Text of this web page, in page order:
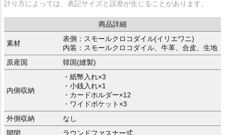
計り方によっては、表記サイズと誤差が生じることがあります。
商品詳細
素材
表側：スモールクロコダイル(イリエワニ)
内装：スモールクロコダイル、牛革、合皮、生地
原産国
韓国(縫製)
内側収納
・紙幣入れ×3
・小銭入れ×1
・カードホルダー×12
・ワイドポケット×3
外側収納
なし
開閉
ラウンドファスナー式